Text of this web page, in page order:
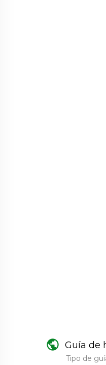
public Guía de
Tipo de